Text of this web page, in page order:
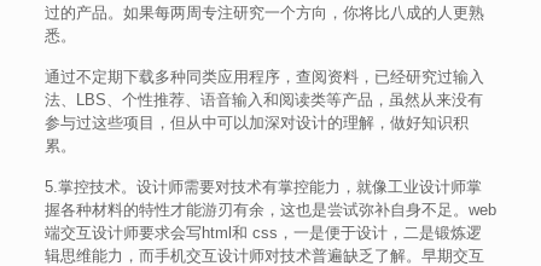
过的产品。如果每两周专注研究一个方向，你将比八成的人更熟
悉。
通过不定期下载多种同类应用程序，查阅资料，已经研究过输入
法、LBS、个性推荐、语音输入和阅读类等产品，虽然从来没有
参与过这些项目，但从中可以加深对设计的理解，做好知识积
累。
5.掌控技术。设计师需要对技术有掌控能力，就像工业设计师掌
握各种材料的特性才能游刃有余，这也是尝试弥补自身不足。web
端交互设计师要求会写html和 css，一是便于设计，二是锻炼逻
辑思维能力，而手机交互设计师对技术普遍缺乏了解。早期交互